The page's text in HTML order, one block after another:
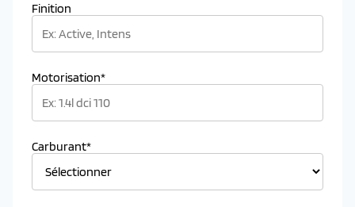
Finition
Motorisation*
Carburant*